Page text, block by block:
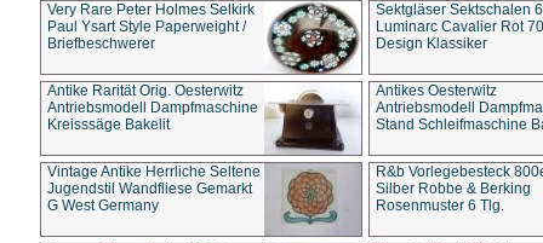
Very Rare Peter Holmes Selkirk
Paul Ysart Style Paperweight /
Briefbeschwerer
Sektgläser Sektschalen
Luminarc Cavalier Rot
Design Klassiker
Antike Rarität Orig. Oesterwitz
Antriebsmodell Dampfmaschine
Kreisssäge Bakelit
Antikes Oesterwitz
Antriebsmodell
Stand Schleifmaschine
Vintage Antike Herrliche Seltene
Jugendstil Wandfliese Gemarkt
G West Germany
R&b Vorlegebesteck
Silber Robbe & Berking
Rosenmuster 6 Tlg.